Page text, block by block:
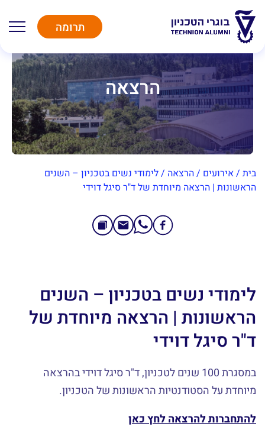
תרומה
הרצאה
בית /אירועים /הרצאה /לימודי נשים בטכניון – השנים
הראשונות | הרצאה מיוחדת של ד"ר סיגל דוידי
לימודי נשים בטכניון – השנים
הראשונות | הרצאה מיוחדת של
ד"ר סיגל דוידי
במסגרת 100 שנים לטכניון, ד"ר סיגל דוידי בהרצאה
מיוחדת על הסטודנטיות הראשונות של הטכניון.
להתחברות להרצאה לחץ כאן